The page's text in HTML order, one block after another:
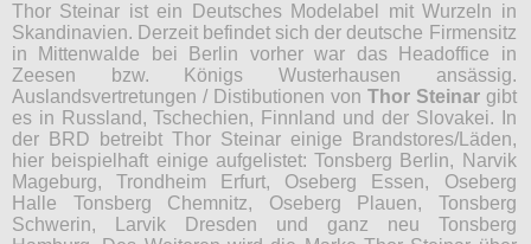
Thor Steinar ist ein Deutsches Modelabel mit Wurzeln in
Skandinavien. Derzeit befindet sich der deutsche Firmensitz
in Mittenwalde bei Berlin vorher war das Headoffice in
Zeesen bzw. Königs Wusterhausen ansässig.
Auslandsvertretungen / Distibutionen von Thor Steinargibt
es in Russland, Tschechien, Finnland und der Slovakei. In
der BRD betreibt Thor Steinar einige Brandstores/Läden,
hier beispielhaft einige aufgelistet: Tonsberg Berlin, Narvik
Mageburg, Trondheim Erfurt, Oseberg Essen, Oseberg
Halle Tonsberg Chemnitz, Oseberg Plauen, Tonsberg
Schwerin, Larvik Dresden und ganz neu Tonsberg